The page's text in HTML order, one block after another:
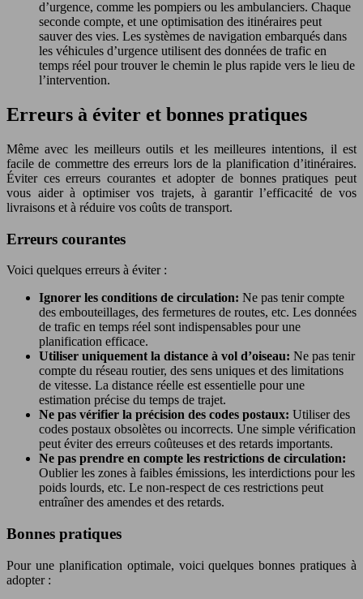
d’urgence, comme les pompiers ou les ambulanciers. Chaque
seconde compte, et une optimisation des itinéraires peut
sauver des vies. Les systèmes de navigation embarqués dans
les véhicules d’urgence utilisent des données de trafic en
temps réel pour trouver le chemin le plus rapide vers le lieu de
l’intervention.
Erreurs à éviter et bonnes pratiques
Même avec les meilleurs outils et les meilleures intentions, il est
facile de commettre des erreurs lors de la planification d’itinéraires.
Éviter ces erreurs courantes et adopter de bonnes pratiques peut
vous aider à optimiser vos trajets, à garantir l’efficacité de vos
livraisons et à réduire vos coûts de transport.
Erreurs courantes
Voici quelques erreurs à éviter :
Ignorer les conditions de circulation: Ne pas tenir compte
des embouteillages, des fermetures de routes, etc. Les données
de trafic en temps réel sont indispensables pour une
planification efficace.
Utiliser uniquement la distance à vol d’oiseau: Ne pas tenir
compte du réseau routier, des sens uniques et des limitations
de vitesse. La distance réelle est essentielle pour une
estimation précise du temps de trajet.
Ne pas vérifier la précision des codes postaux: Utiliser des
codes postaux obsolètes ou incorrects. Une simple vérification
peut éviter des erreurs coûteuses et des retards importants.
Ne pas prendre en compte les restrictions de circulation:
Oublier les zones à faibles émissions, les interdictions pour les
poids lourds, etc. Le non-respect de ces restrictions peut
entraîner des amendes et des retards.
Bonnes pratiques
Pour une planification optimale, voici quelques bonnes pratiques à
adopter :